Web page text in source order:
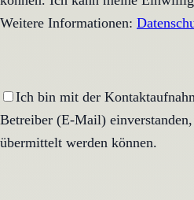
Weitere Informationen:
Ich bin mit der
Betreiber (E-Mail)
übermittelt werden können.